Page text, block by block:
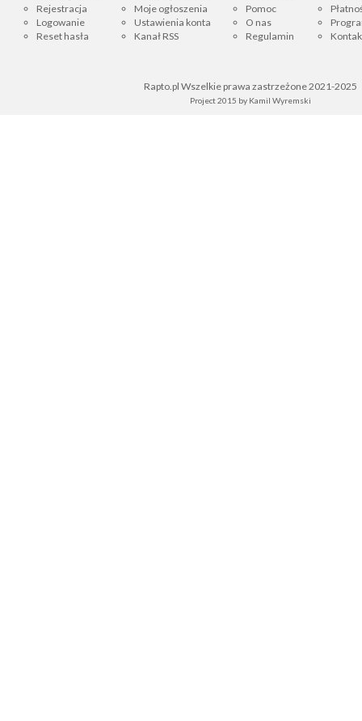
Rejestracja
Logowanie
Reset hasła
Moje ogłoszenia
Ustawienia konta
Kanał RSS
Pomoc
O nas
Regulamin
Rapto.pl Wszelkie prawa zastrzeżone 2021-2025
Project 2015 by Kamil Wyremski